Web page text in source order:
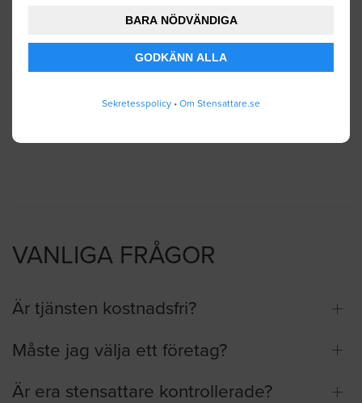
BARA NÖDVÄNDIGA
GODKÄNN ALLA
Sekretesspolicy • Om Stensattare.se
använder mina personuppgifter enligt
SKICKA IN
VANLIGA FRÅGOR
Är tjänsten kostnadsfri?
Måste jag välja ett företag?
Är era stensattare kontrollerade?